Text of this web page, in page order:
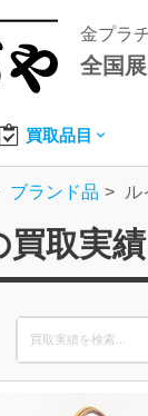
金プラ
全国
買取品目
ブランド品 ル
買取実績
Search
for: